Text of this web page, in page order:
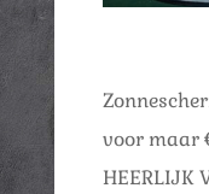
voor maar
HEERLIJK